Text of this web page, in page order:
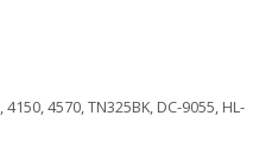
,4150,4570,TN325BK, DC-9055, HL-